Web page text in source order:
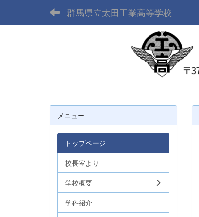
群馬県立太田工業高等学校
メニュー
トップページ
校長室より
学校概要
学科紹介